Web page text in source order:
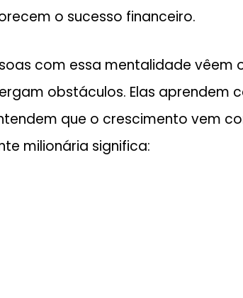
o sucesso financeiro.
com essa mentalidade vêem
obstáculos. Elas aprendem
que o crescimento vem
milionária significa: